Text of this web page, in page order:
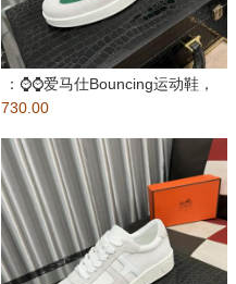
：⌚️⌚️爱马仕Bouncing运动鞋，
男士休闲运动鞋，鞋面
730.00